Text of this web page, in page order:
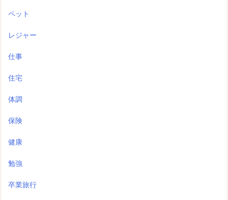
ペット
レジャー
仕事
住宅
体調
保険
健康
勉強
卒業旅行